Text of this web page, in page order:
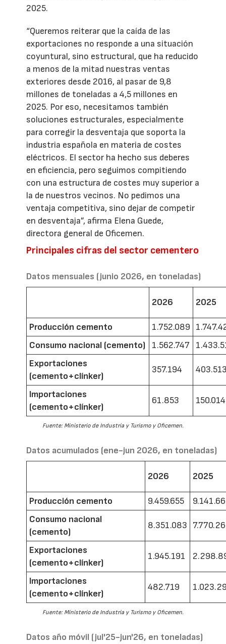
2025.
“Queremos reiterar que la caída de las
exportaciones no responde a una situación
coyuntural, sino estructural, que ha reducido
a menos de la mitad nuestras ventas
exteriores desde 2016, al pasar de 9,8
millones de toneladas a 4,5 millones en
2025. Por eso, necesitamos también
soluciones estructurales, especialmente
para corregir la desventaja que soporta la
industria española en materia de costes
eléctricos. El sector ha hecho sus deberes
en eficiencia, pero seguimos compitiendo
con una estructura de costes muy superior a
la de nuestros vecinos. No pedimos una
ventaja competitiva, sino dejar de competir
en desventaja”, afirma Elena Guede,
directora general de Oficemen.
Principales cifras del sector cementero
Datos mensuales (junio 2026, en toneladas)
2026 2025
Producción cemento 1.752.089
Consumo nacional (cemento)
1.562.747
Exportaciones
(cemento+clínker)
357.194
Importaciones
(cemento+clínker)
61.853 150.014
Fuente: Ministerio de Industria y Turismo y Oficemen.
Datos acumulados (ene-jun 2026, en toneladas)
2026 2025
Producción cemento 9.459.655
Consumo nacional
(cemento)
8.351.083
Exportaciones
(cemento+clínker)
1.945.191
Importaciones
(cemento+clínker)
482.719
Fuente: Ministerio de Industria y Turismo y Oficemen.
Datos año móvil (jul'25-jun'26, en toneladas)